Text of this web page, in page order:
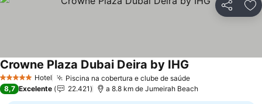
Partilhar
5 Estrelas Hotel Piscina na cobertura e clube de saúde
Crowne Plaza Dubai Deira by IHG
8,7 Excelente 22.421 a 8.8 km de Jumeirah Beach